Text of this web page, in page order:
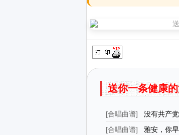
送你一条健康
[合唱曲谱]
没有共产
配）（正谱）
[合唱曲谱] 雅安，你早